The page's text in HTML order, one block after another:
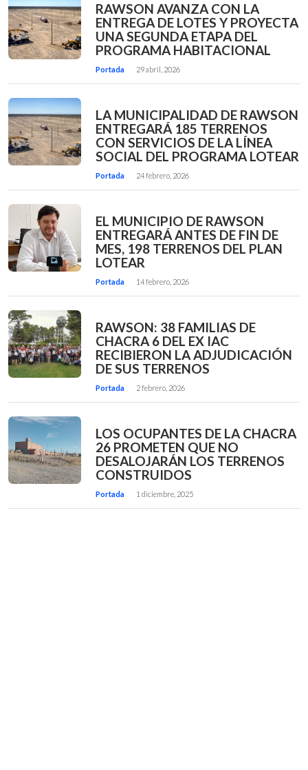
RAWSON AVANZA CON LA
ENTREGA DE LOTES Y PROYECTA
UNA SEGUNDA ETAPA DEL
PROGRAMA HABITACIONAL
Portada 29 abril, 2026
LA MUNICIPALIDAD DE RAWSON
ENTREGARÁ 185 TERRENOS
CON SERVICIOS DE LA LÍNEA
SOCIAL DEL PROGRAMA LOTEAR
Portada 24 febrero, 2026
EL MUNICIPIO DE RAWSON
ENTREGARÁ ANTES DE FIN DE
MES, 198 TERRENOS DEL PLAN
LOTEAR
Portada 14 febrero, 2026
RAWSON: 38 FAMILIAS DE
CHACRA 6 DEL EX IAC
RECIBIERON LA ADJUDICACIÓN
DE SUS TERRENOS
Portada 2 febrero, 2026
LOS OCUPANTES DE LA CHACRA
26 PROMETEN QUE NO
DESALOJARÁN LOS TERRENOS
CONSTRUIDOS
Portada 1 diciembre, 2025